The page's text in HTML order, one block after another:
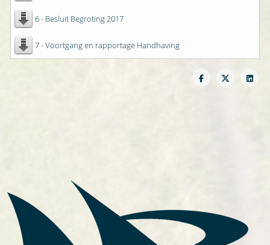
6 - Besluit Begroting 2017
7 - Voortgang en rapportage Handhaving